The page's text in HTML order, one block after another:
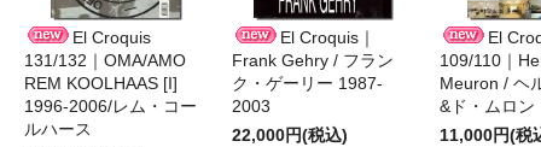
El Croquis
131/132｜OMA/AMO
REM KOOLHAAS [I]
1996-2006/レム・コー
ルハース
El Croquis｜
Frank Gehry / フラン
ク・ゲーリー 1987-
2003
22,000円(税込)
El
109/110｜
Meuron / ヘ
&ド・ムロ
11,000円(税